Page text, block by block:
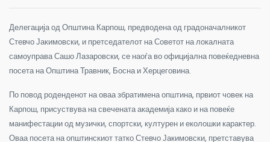
Делегација од Општина Карпош, предводена од градоначалникот
Стевчо Јакимовски, и претседателот на Советот на локалната
самоуправа Сашо Лазаровски, се наоѓа во официјална повеќедневна
посета на Општина Травник, Босна и Херцеговина.
По повод роденденот на оваа збратимена општина, првиот човек на
Карпош, присуствува на свечената академија како и на повеќе
манифестации од музички, спортски, културен и еколошки карактер.
Оваа посета на општинскиот татко Стевчо Јакимовски, претставува